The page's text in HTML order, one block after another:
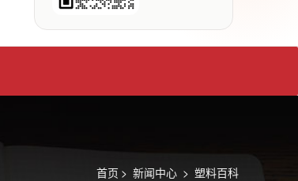
首页 > 新闻中心 > 塑料百科